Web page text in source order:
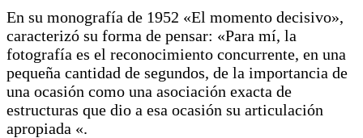
En su monografía de 1952 «El momento decisivo»,
caracterizó su forma de pensar: «Para mí, la
fotografía es el reconocimiento concurrente, en una
pequeña cantidad de segundos, de la importancia de
una ocasión como una asociación exacta de
estructuras que dio a esa ocasión su articulación
apropiada «.